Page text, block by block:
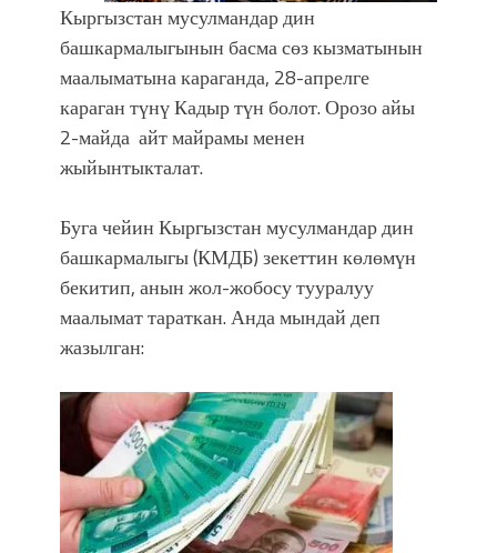
Кыргызстан мусулмандар дин
башкармалыгынын басма сөз кызматынын
маалыматына караганда, 28-апрелге
караган түнү Кадыр түн болот. Орозо айы
2-майда айт майрамы менен
жыйынтыкталат.
Буга чейин Кыргызстан мусулмандар дин
башкармалыгы (КМДБ) зекеттин көлөмүн
бекитип, анын жол-жобосу тууралуу
маалымат тараткан. Анда мындай деп
жазылган: